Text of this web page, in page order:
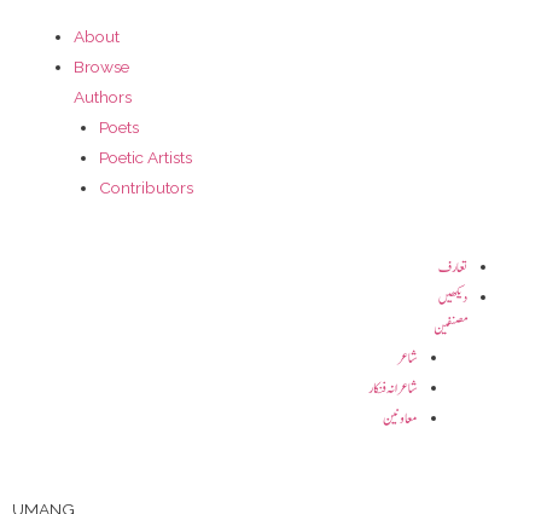
About
Browse
Authors
Poets
Poetic Artists
Contributors
تعارف
دیکھیں
مصنفین
شاعر
شاعرانہ فنکار
معاونین
UMANG